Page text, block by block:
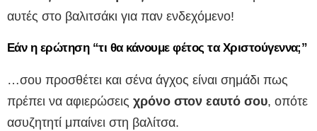
αυτές στο βαλιτσάκι για παν ενδεχόμενο!
Εάν η ερώτηση “τι θα κάνουμε φέτος τα Χριστούγεννα;”
…σου προσθέτει και σένα άγχος είναι σημάδι πως
πρέπει να αφιερώσεις χρόνο στον εαυτό σου, oπότε
ασυζητητί μπαίνει στη βαλίτσα.